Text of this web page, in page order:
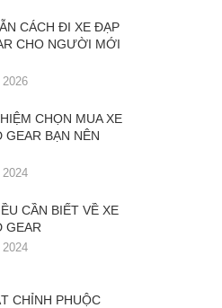
CÁCH ĐI XE ĐẠP
CHO NGƯỜI MỚI
CHỌN MUA XE
GEAR BẠN NÊN
CẦN BIẾT VỀ XE
GEAR
CHỈNH PHUỘC